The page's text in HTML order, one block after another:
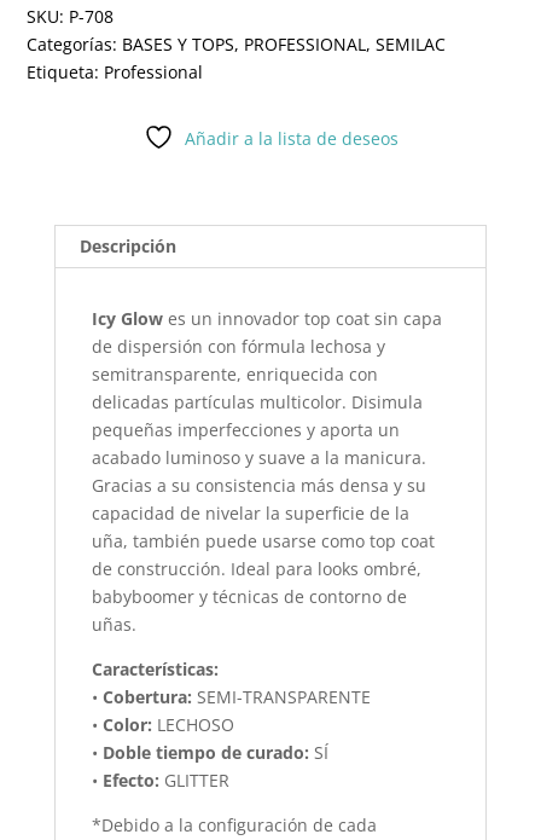
SKU: P-708
Categorías: BASES Y TOPS, PROFESSIONAL,SEMILAC
Etiqueta: Professional
Añadir a la lista de deseos
Descripción
Icy Glowes un innovador top coat sin capa
de dispersión con fórmula lechosa y
semitransparente, enriquecida con
delicadas partículas multicolor. Disimula
pequeñas imperfecciones y aporta un
acabado luminoso y suave a la manicura.
Gracias a su consistencia más densa y su
capacidad de nivelar la superficie de la
uña, también puede usarse como top coat
de construcción. Ideal para looks ombré,
babyboomer y técnicas de contorno de
uñas.
Características:
• Cobertura: SEMI-TRANSPARENTE
• Color: LECHOSO
• Doble tiempo de curado: SÍ
• Efecto: GLITTER
*Debido a la configuración de cada